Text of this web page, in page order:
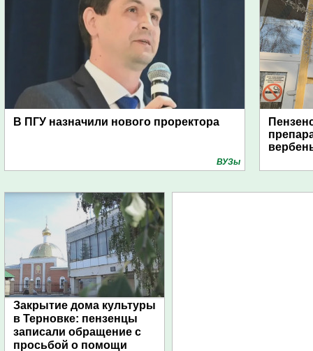
В ПГУ назначили нового проректора
ВУЗы
Закрытие дома культуры
в Терновке: пензенцы
записали обращение с
просьбой о помощи